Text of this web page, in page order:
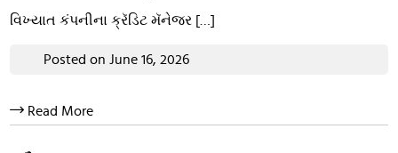
વિખ્યાત કંપનીના ક્રૅડિટ મૅનેજર […]
Posted on June 16, 2026
Read More